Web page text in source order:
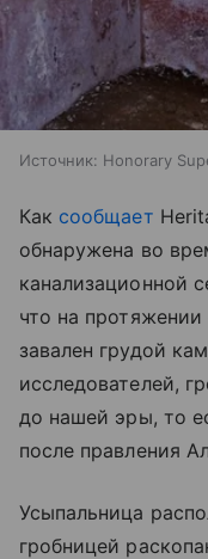
Источник: Honorary
Как сообщает
обнаружена во
канализационной
что на
завален грудой
исследователей,
до нашей эры, то
после правления
Усыпальница
гробницей